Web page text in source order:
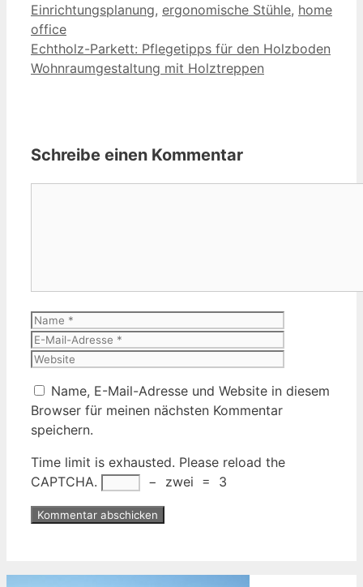
Einrichtungsplanung, ergonomische Stühle, home
office
Echtholz-Parkett: Pflegetipps für den Holzboden
Wohnraumgestaltung mit Holztreppen
Schreibe einen Kommentar
Name
Name, E-Mail-Adresse und Website in diesem
Browser für meinen nächsten Kommentar
speichern.
Time limit is exhausted. Please reload the
CAPTCHA.
− zwei = 3